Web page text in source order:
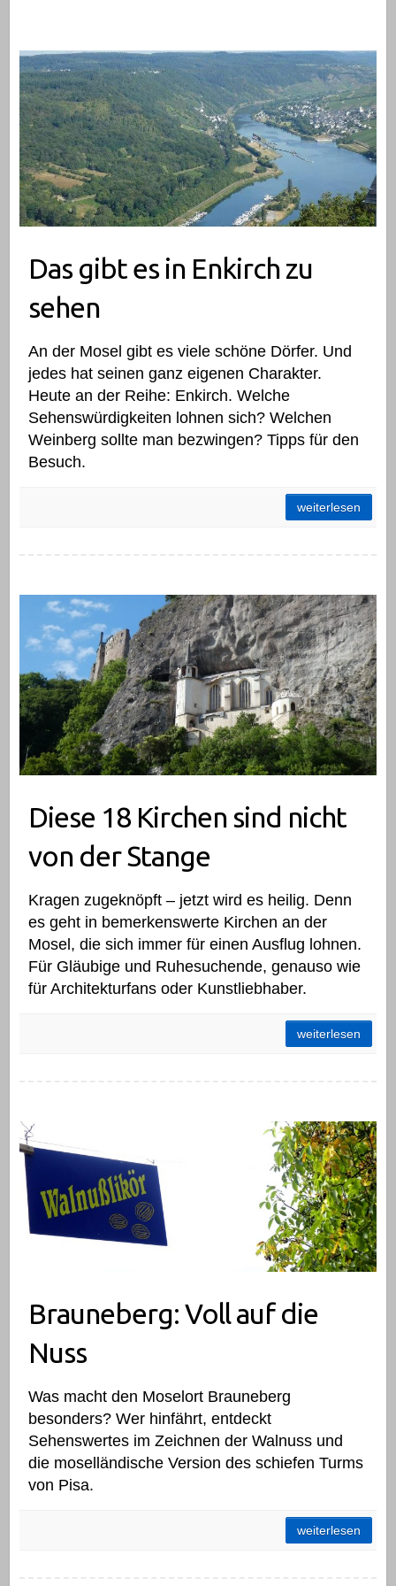
Das gibt es in Enkirch zu
sehen
An der Mosel gibt es viele schöne Dörfer. Und
jedes hat seinen ganz eigenen Charakter.
Heute an der Reihe: Enkirch. Welche
Sehenswürdigkeiten lohnen sich? Welchen
Weinberg sollte man bezwingen? Tipps für den
Besuch.
weiterlesen
Diese 18 Kirchen sind nicht
von der Stange
Kragen zugeknöpft – jetzt wird es heilig. Denn
es geht in bemerkenswerte Kirchen an der
Mosel, die sich immer für einen Ausflug lohnen.
Für Gläubige und Ruhesuchende, genauso wie
für Architekturfans oder Kunstliebhaber.
weiterlesen
Brauneberg: Voll auf die
Nuss
Was macht den Moselort Brauneberg
besonders? Wer hinfährt, entdeckt
Sehenswertes im Zeichnen der Walnuss und
die moselländische Version des schiefen Turms
von Pisa.
weiterlesen